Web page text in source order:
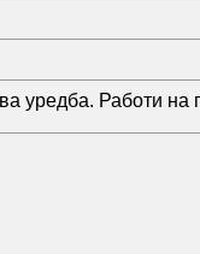
уредба. Работи на